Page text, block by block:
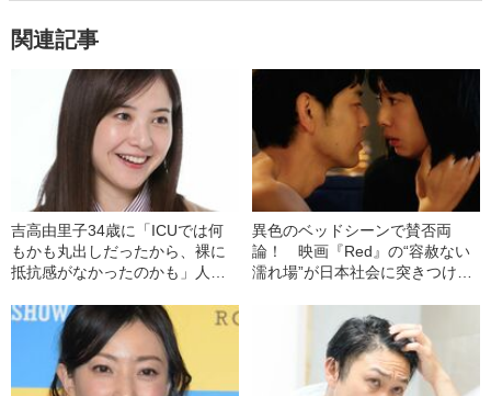
関連記事
吉高由里子34歳に「ICUでは何
もかも丸出しだったから、裸に
抵抗感がなかったのかも」人生
異色のベッドシーンで賛否両
論！ 映画『Red』の“容赦ない
濡れ場”が日本社会に突きつけた